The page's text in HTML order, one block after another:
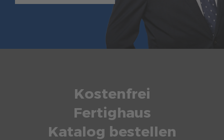
Kostenfrei
Fertighaus
Katalog bestellen